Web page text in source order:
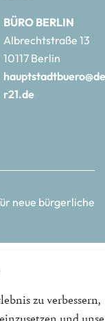
zu verbessern,
BÜRO BERLIN
Albrechtstraße 13
10117 Berlin
r21.de
neue bürgerliche